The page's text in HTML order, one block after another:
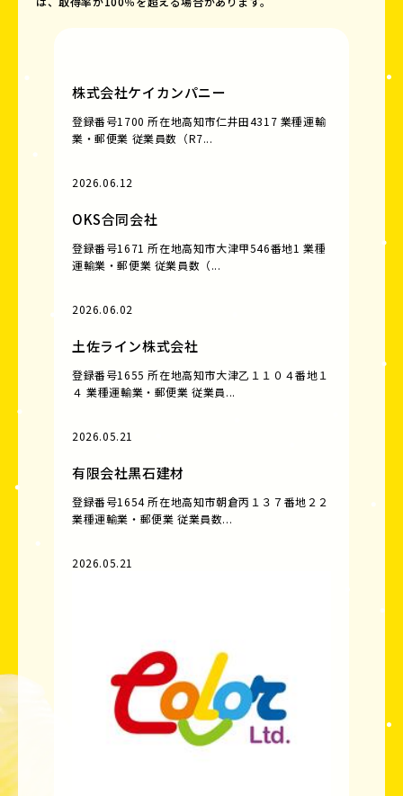
株式会社ケイカンパニー
登録番号1700 所在地高知市仁井田4317 業種運輸
業・郵便業 従業員数（R7...
2026.06.12
OKS合同会社
登録番号1671 所在地高知市大津甲546番地1 業種
運輸業・郵便業 従業員数（...
2026.06.02
土佐ライン株式会社
登録番号1655 所在地高知市大津乙１１０４番地１
４ 業種運輸業・郵便業 従業員...
2026.05.21
有限会社黒石建材
登録番号1654 所在地高知市朝倉丙１３７番地２２
業種運輸業・郵便業 従業員数...
2026.05.21